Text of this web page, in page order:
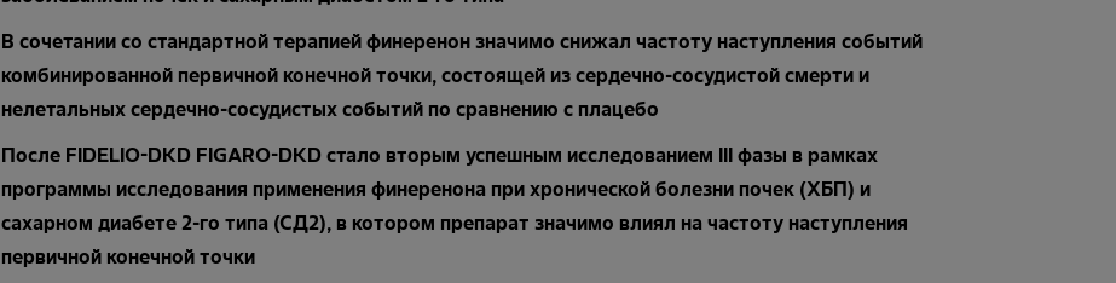
В сочетании со стандартной терапией финеренон значимо снижал частоту наступления событий
комбинированной первичной конечной точки, состоящей из сердечно-сосудистой смерти и
нелетальных сердечно-сосудистых событий по сравнению с плацебо
После FIDELIO-DKD FIGARO-DKD стало вторым успешным исследованием III фазы в рамках
программы исследования применения финеренона при хронической болезни почек (ХБП) и
сахарном диабете 2-го типа (СД2), в котором препарат значимо влиял на частоту наступления
первичной конечной точки